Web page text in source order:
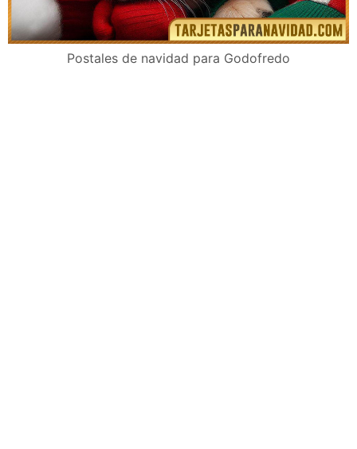
Postales de navidad para Godofredo